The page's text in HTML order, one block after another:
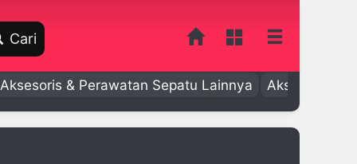
Cari
Aksesoris & Perawatan Sepatu Lainnya Aksesoris